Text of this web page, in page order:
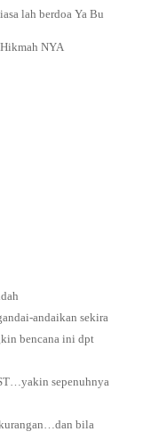
lah berdoa Ya Bu
NYA
andaikan sekira
bencana ini dpt
sepenuhnya
bila